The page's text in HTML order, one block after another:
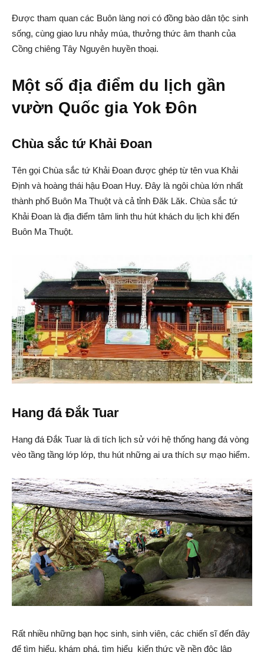
Được tham quan các Buôn làng nơi có đồng bào dân tộc sinh
sống, cùng giao lưu nhảy múa, thưởng thức âm thanh của
Cồng chiêng Tây Nguyên huyền thoại.
Một số địa điểm du lịch gần
vườn Quốc gia Yok Đôn
Chùa sắc tứ Khải Đoan
Tên gọi Chùa sắc tứ Khải Đoan được ghép từ tên vua Khải
Định và hoàng thái hậu Đoan Huy. Đây là ngôi chùa lớn nhất
thành phố Buôn Ma Thuột và cả tỉnh Đăk Lăk. Chùa sắc tứ
Khải Đoan là địa điểm tâm linh thu hút khách du lịch khi đến
Buôn Ma Thuột.
Hang đá Đắk Tuar
Hang đá Đắk Tuar là di tích lịch sử với hệ thống hang đá vòng
vèo tầng tầng lớp lớp, thu hút những ai ưa thích sự mạo hiểm.
Rất nhiều những bạn học sinh, sinh viên, các chiến sĩ đến đây
để tìm hiểu, khám phá, tìm hiểu kiến thức về nền độc lập